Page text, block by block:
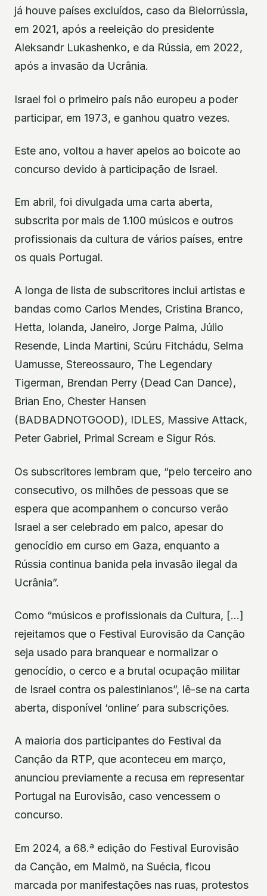
já houve países excluídos, caso da Bielorrússia,
em 2021, após a reeleição do presidente
Aleksandr Lukashenko, e da Rússia, em 2022,
após a invasão da Ucrânia.
Israel foi o primeiro país não europeu a poder
participar, em 1973, e ganhou quatro vezes.
Este ano, voltou a haver apelos ao boicote ao
concurso devido à participação de Israel.
Em abril, foi divulgada uma carta aberta,
subscrita por mais de 1.100 músicos e outros
profissionais da cultura de vários países, entre
os quais Portugal.
A longa de lista de subscritores inclui artistas e
bandas como Carlos Mendes, Cristina Branco,
Hetta, Iolanda, Janeiro, Jorge Palma, Júlio
Resende, Linda Martini, Scúru Fitchádu, Selma
Uamusse, Stereossauro, The Legendary
Tigerman, Brendan Perry (Dead Can Dance),
Brian Eno, Chester Hansen
(BADBADNOTGOOD), IDLES, Massive Attack,
Peter Gabriel, Primal Scream e Sigur Rós.
Os subscritores lembram que, “pelo terceiro ano
consecutivo, os milhões de pessoas que se
espera que acompanhem o concurso verão
Israel a ser celebrado em palco, apesar do
genocídio em curso em Gaza, enquanto a
Rússia continua banida pela invasão ilegal da
Ucrânia”.
Como “músicos e profissionais da Cultura, […]
rejeitamos que o Festival Eurovisão da Canção
seja usado para branquear e normalizar o
genocídio, o cerco e a brutal ocupação militar
de Israel contra os palestinianos”, lê-se na carta
aberta, disponível ‘online’ para subscrições.
A maioria dos participantes do Festival da
Canção da RTP, que aconteceu em março,
anunciou previamente a recusa em representar
Portugal na Eurovisão, caso vencessem o
concurso.
Em 2024, a 68.ª edição do Festival Eurovisão
da Canção, em Malmö, na Suécia, ficou
marcada por manifestações nas ruas, protestos